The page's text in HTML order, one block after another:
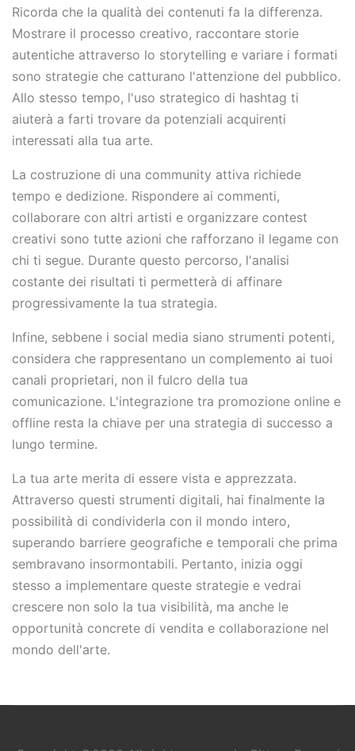
Ricorda che la qualità dei contenuti fa la differenza.
Mostrare il processo creativo, raccontare storie
autentiche attraverso lo storytelling e variare i formati
sono strategie che catturano l'attenzione del pubblico.
Allo stesso tempo, l'uso strategico di hashtag ti
aiuterà a farti trovare da potenziali acquirenti
interessati alla tua arte.
La costruzione di una community attiva richiede
tempo e dedizione. Rispondere ai commenti,
collaborare con altri artisti e organizzare contest
creativi sono tutte azioni che rafforzano il legame con
chi ti segue. Durante questo percorso, l'analisi
costante dei risultati ti permetterà di affinare
progressivamente la tua strategia.
Infine, sebbene i social media siano strumenti potenti,
considera che rappresentano un complemento ai tuoi
canali proprietari, non il fulcro della tua
comunicazione. L'integrazione tra promozione online e
offline resta la chiave per una strategia di successo a
lungo termine.
La tua arte merita di essere vista e apprezzata.
Attraverso questi strumenti digitali, hai finalmente la
possibilità di condividerla con il mondo intero,
superando barriere geografiche e temporali che prima
sembravano insormontabili. Pertanto, inizia oggi
stesso a implementare queste strategie e vedrai
crescere non solo la tua visibilità, ma anche le
opportunità concrete di vendita e collaborazione nel
mondo dell'arte.